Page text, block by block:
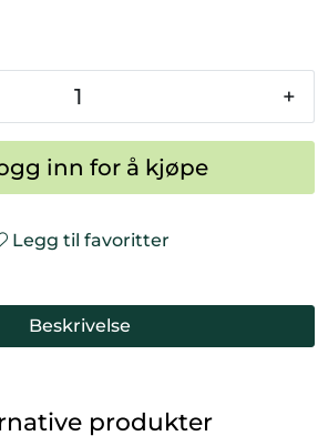
+
inn for å kjøpe
Legg til favoritter
Beskrivelse
produkter